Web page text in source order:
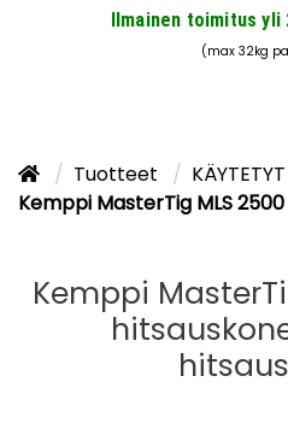
Ilmainen toimitus yli
(max 32kg
Tuotteet
Kemppi MasterTig MLS
Kemppi